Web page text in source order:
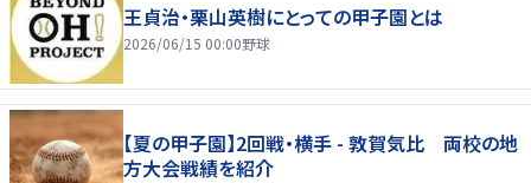
王貞治・栗山英樹にとっての甲子園とは
2026/06/15 00:00野球
【夏の甲子園】2回戦・横手 - 敦賀気比 両校の地
方大会戦績を紹介